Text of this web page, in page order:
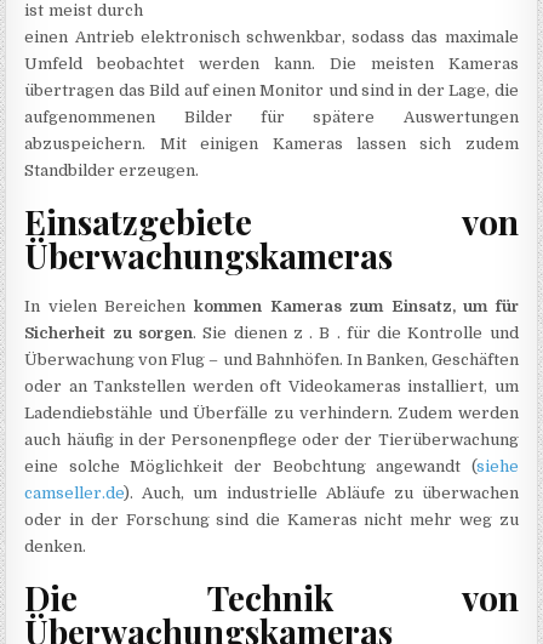
ist meist durch
einen Antrieb elektronisch schwenkbar, sodass das maximale
Umfeld beobachtet werden kann. Die meisten Kameras
übertragen das Bild auf einen Monitor und sind in der Lage, die
aufgenommenen Bilder für spätere Auswertungen
abzuspeichern. Mit einigen Kameras lassen sich zudem
Standbilder erzeugen.
Einsatzgebiete von
Überwachungskameras
In vielen Bereichen kommen Kameras zum Einsatz, um für
Sicherheit zu sorgen. Sie dienen z . B . für die Kontrolle und
Überwachung von Flug – und Bahnhöfen. In Banken, Geschäften
oder an Tankstellen werden oft Videokameras installiert, um
Ladendiebstähle und Überfälle zu verhindern. Zudem werden
auch häufig in der Personenpflege oder der Tierüberwachung
eine solche Möglichkeit der Beobchtung angewandt (siehe
camseller.de). Auch, um industrielle Abläufe zu überwachen
oder in der Forschung sind die Kameras nicht mehr weg zu
denken.
Die Technik von
Überwachungskameras